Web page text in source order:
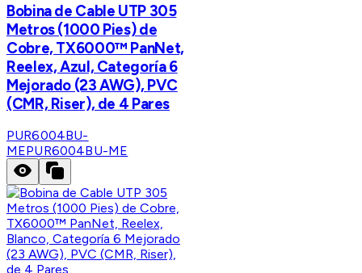
Bobina de Cable UTP 305
Metros (1000 Pies) de
Cobre, TX6000™ PanNet,
Reelex, Azul, Categoría 6
Mejorado (23 AWG), PVC
(CMR, Riser), de 4 Pares
PUR6004BU-
MEPUR6004BU-ME